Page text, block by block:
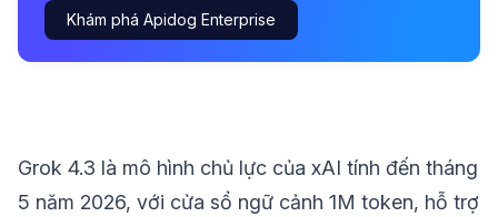
Khám phá Apidog Enterprise
Grok 4.3 là mô hình chủ lực của xAI tính đến tháng
5 năm 2026, với cửa sổ ngữ cảnh 1M token, hỗ trợ